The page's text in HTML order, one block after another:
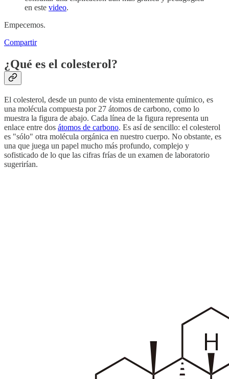
en este video.
Empecemos.
Compartir
¿Qué es el colesterol?
El colesterol, desde un punto de vista eminentemente químico, es
una molécula compuesta por 27 átomos de carbono, como lo
muestra la figura de abajo. Cada línea de la figura representa un
enlace entre dos átomos de carbono. Es así de sencillo: el colesterol
es "sólo" otra molécula orgánica en nuestro cuerpo. No obstante, es
una que juega un papel mucho más profundo, complejo y
sofisticado de lo que las cifras frías de un examen de laboratorio
sugerirían.